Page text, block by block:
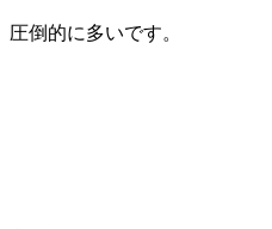
圧倒的に多いです。